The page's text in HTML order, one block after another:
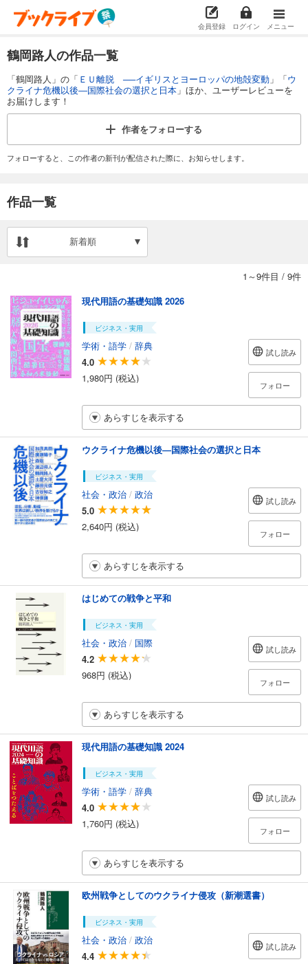
会員登録 ログイン メニュー
鶴岡路人の作品一覧
「鶴岡路人」の「 ＥＵ離脱 ──イギリスとヨーロッパの地殻変動 」「ウ
クライナ危機以後―国際社会の選択と日本 」ほか、ユーザーレビューを
お届けします！
作者をフォローする
フォローすると、この作者の新刊が配信された際に、お知らせします。
作品一覧
新着順
1～9件目 / 9件
現代用語の基礎知識 2026
ビジネス・実用
学術・語学 / 辞典
4.0
1,980円 (税込)
試し読み
フォロー
あらすじを表示する
ウクライナ危機以後―国際社会の選択と日本
ビジネス・実用
社会・政治 / 政治
5.0
2,640円 (税込)
試し読み
フォロー
あらすじを表示する
はじめての戦争と平和
ビジネス・実用
社会・政治 / 国際
4.2
968円 (税込)
試し読み
フォロー
あらすじを表示する
現代用語の基礎知識 2024
ビジネス・実用
学術・語学 / 辞典
4.0
1,760円 (税込)
試し読み
フォロー
あらすじを表示する
欧州戦争としてのウクライナ侵攻（新潮選書）
ビジネス・実用
社会・政治 / 政治
4.4
試し読み